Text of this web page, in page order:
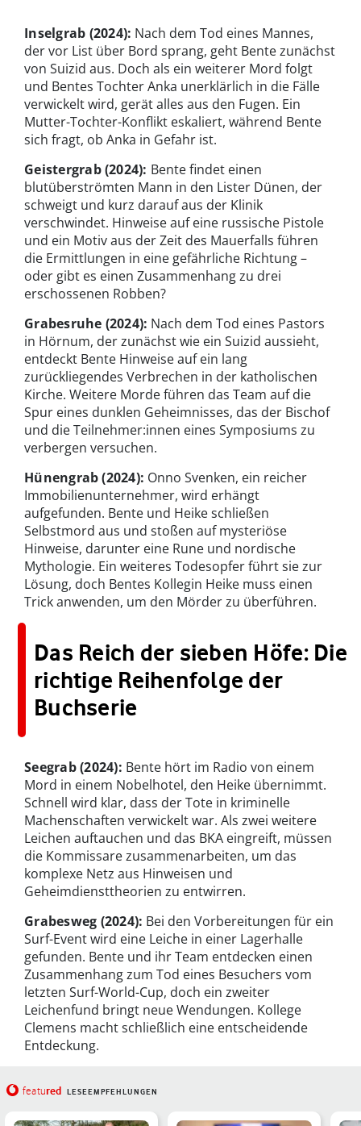
Inselgrab (2024): Nach dem Tod eines Mannes,
der vor List über Bord sprang, geht Bente zunächst
von Suizid aus. Doch als ein weiterer Mord folgt
und Bentes Tochter Anka unerklärlich in die Fälle
verwickelt wird, gerät alles aus den Fugen. Ein
Mutter-Tochter-Konflikt eskaliert, während Bente
sich fragt, ob Anka in Gefahr ist.
Geistergrab(2024): Bente findet einen
blutüberströmten Mann in den Lister Dünen, der
schweigt und kurz darauf aus der Klinik
verschwindet. Hinweise auf eine russische Pistole
und ein Motiv aus der Zeit des Mauerfalls führen
die Ermittlungen in eine gefährliche Richtung –
oder gibt es einen Zusammenhang zu drei
erschossenen Robben?
Grabesruhe (2024): Nach dem Tod eines Pastors
in Hörnum, der zunächst wie ein Suizid aussieht,
entdeckt Bente Hinweise auf ein lang
zurückliegendes Verbrechen in der katholischen
Kirche. Weitere Morde führen das Team auf die
Spur eines dunklen Geheimnisses, das der Bischof
und die Teilnehmer:innen eines Symposiums zu
verbergen versuchen.
Hünengrab(2024): Onno Svenken, ein reicher
Immobilienunternehmer, wird erhängt
aufgefunden. Bente und Heike schließen
Selbstmord aus und stoßen auf mysteriöse
Hinweise, darunter eine Rune und nordische
Mythologie. Ein weiteres Todesopfer führt sie zur
Lösung, doch Bentes Kollegin Heike muss einen
Trick anwenden, um den Mörder zu überführen.
Das Reich der sieben Höfe: Die
richtige Reihenfolge der
Buchserie
Seegrab (2024): Bente hört im Radio von einem
Mord in einem Nobelhotel, den Heike übernimmt.
Schnell wird klar, dass der Tote in kriminelle
Machenschaften verwickelt war. Als zwei weitere
Leichen auftauchen und das BKA eingreift, müssen
die Kommissare zusammenarbeiten, um das
komplexe Netz aus Hinweisen und
Geheimdiensttheorien zu entwirren.
Grabesweg (2024): Bei den Vorbereitungen für ein
Surf-Event wird eine Leiche in einer Lagerhalle
gefunden. Bente und ihr Team entdecken einen
Zusammenhang zum Tod eines Besuchers vom
letzten Surf-World-Cup, doch ein zweiter
Leichenfund bringt neue Wendungen. Kollege
Clemens macht schließlich eine entscheidende
Entdeckung.
featured LESEEMPFEHLUNGEN